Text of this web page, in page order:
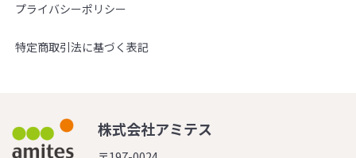
プライバシーポリシー
特定商取引法に基づく表記
株式会社アミテス